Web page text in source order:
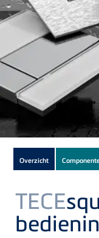
of
current
Product
Overzicht
TECE